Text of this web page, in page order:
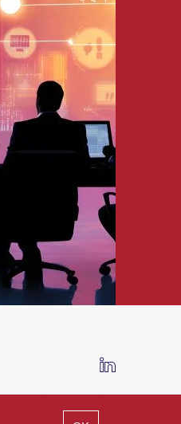
DATENSCHUTZ AGB